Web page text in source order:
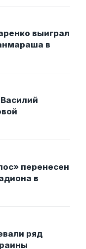
выиграл
в
перенесен
в
ряд